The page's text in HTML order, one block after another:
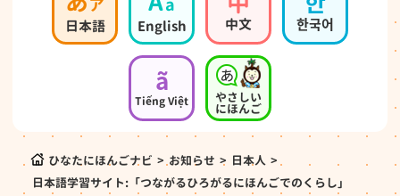
ア
日本語
a
English 中文 한국어
ã
Tiếng Việt やさしい
にほんご
ひなたにほんごナビ >お知らせ > 日本人 >
日本語学習サイト:「つながるひろがるにほんごでのくらし」